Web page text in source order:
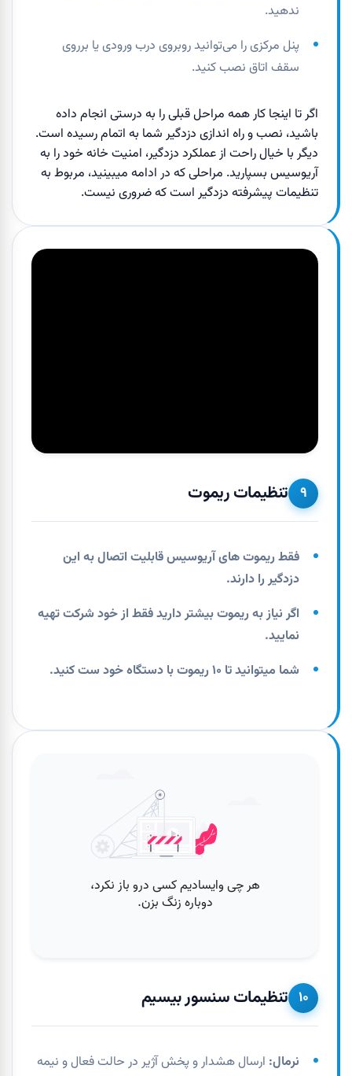
ندهید.
پنل مرکزی را می‌توانید روبروی درب ورودی یا برروی
سقف اتاق نصب کنید.
اگر تا اینجا کار همه مراحل قبلی را به درستی انجام داده
باشید، نصب و راه اندازی دزدگیر شما به اتمام رسیده است.
دیگر با خیال راحت از عملکرد دزدگیر، امنیت خانه خود را به
آریوسیس بسپارید. مراحلی که در ادامه میبینید، مربوط به
تنظیمات پیشرفته دزدگیر است که ضروری نیست.
۹ تنظیمات ریموت
فقط ریموت های آریوسیس قابلیت اتصال به این
دزدگیر را دارند.
اگر نیاز به ریموت بیشتر دارید فقط از خود شرکت تهیه
نمایید.
شما میتوانید تا ۱۰ ریموت با دستگاه خود ست کنید.
۱۰ تنظیمات سنسور بیسیم
نرمال: ارسال هشدار و پخش آژیر در حالت فعال و نیمه